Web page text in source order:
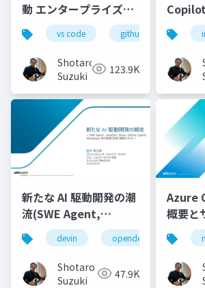
動 エンタープライズフ
ロンドエンド開発実践-
s
vs code github copilot
Shotaro
Suzuki
123.9K
コーデ
効率化
新たな AI 駆動開発の潮
流(SWE Agent,
AutoDev,Devin,
GitHub Copilot
Workspace等)
devin opendevin
Shotaro
Suzuki
47.9K
Azure
概要と
等のご